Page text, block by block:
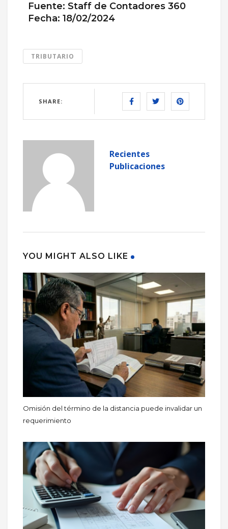
Fuente: Staff de Contadores 360
Fecha: 18/02/2024
TRIBUTARIO
SHARE:
Recientes
Publicaciones
YOU MIGHT ALSO LIKE
Omisión del término de la distancia puede invalidar un
requerimiento